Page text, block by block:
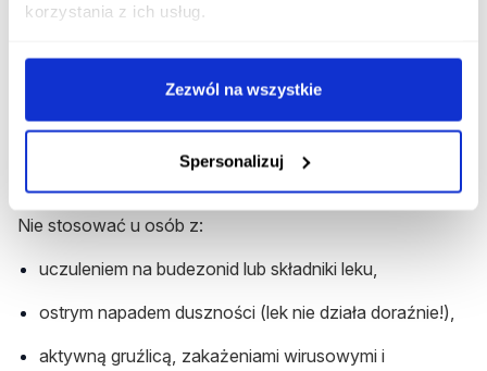
korzystania z ich usług.
Zezwól na wszystkie
Spersonalizuj
zmiany skórne, drżenia, zaburzenia widzenia,
zaburzenia hormonalne przy długotrwałym
Przeciwwskazania
Nie stosować u osób z:
uczuleniem na budezonid lub składniki leku,
ostrym napadem duszności (lek nie działa doraźnie!),
aktywną gruźlicą, zakażeniami wirusowymi i